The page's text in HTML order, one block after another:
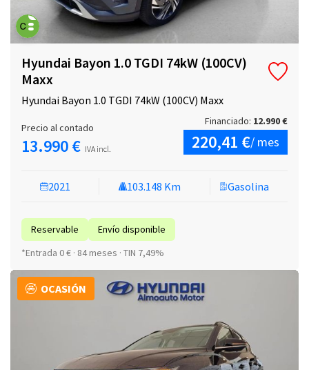
Hyundai Bayon 1.0 TGDI 74kW (100CV)
Maxx
Hyundai Bayon 1.0 TGDI 74kW (100CV) Maxx
2021 103.148 Km Gasolina
Reservable
Envío disponible
*Entrada 0 € · 84 meses · TIN 7,49%
Precio al contado
13.990 € IVA incl.
Financiado: 12.990 €
220,41 €/ mes
OCASIÓN